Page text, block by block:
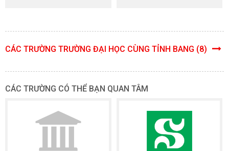
CÁC TRƯỜNG TRƯỜNG ĐẠI HỌC CÙNG TỈNH BANG (8)
CÁC TRƯỜNG CÓ THỂ BẠN QUAN TÂM